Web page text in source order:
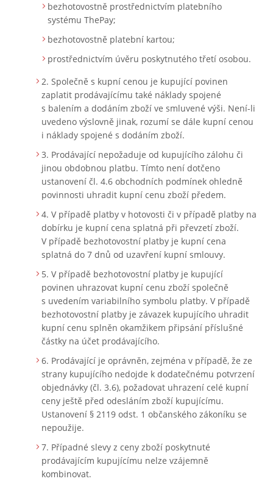
bezhotovostně prostřednictvím platebního
systému ThePay;
bezhotovostně platební kartou;
prostřednictvím úvěru poskytnutého třetí osobou.
Společně s kupní cenou je kupující povinen
zaplatit prodávajícímu také náklady spojené
s balením a dodáním zboží ve smluvené výši. Není-li
uvedeno výslovně jinak, rozumí se dále kupní cenou
i náklady spojené s dodáním zboží.​
Prodávající nepožaduje od kupujícího zálohu či
jinou obdobnou platbu. Tímto není dotčeno
ustanovení čl. 4.6 obchodních podmínek ohledně
povinnosti uhradit kupní cenu zboží předem.
V případě platby v hotovosti či v případě platby na
dobírku je kupní cena splatná při převzetí zboží.
V případě bezhotovostní platby je kupní cena
splatná do 7 dnů od uzavření kupní smlouvy.
V případě bezhotovostní platby je kupující
povinen uhrazovat kupní cenu zboží společně
s uvedením variabilního symbolu platby. V případě
bezhotovostní platby je závazek kupujícího uhradit
kupní cenu splněn okamžikem připsání příslušné
částky na účet prodávajícího.
Prodávající je oprávněn, zejména v případě, že ze
strany kupujícího nedojde k dodatečnému potvrzení
objednávky (čl. 3.6), požadovat uhrazení celé kupní
ceny ještě před odesláním zboží kupujícímu.
Ustanovení § 2119 odst. 1 občanského zákoníku se
nepoužije.
Případné slevy z ceny zboží poskytnuté
prodávajícím kupujícímu nelze vzájemně
kombinovat.